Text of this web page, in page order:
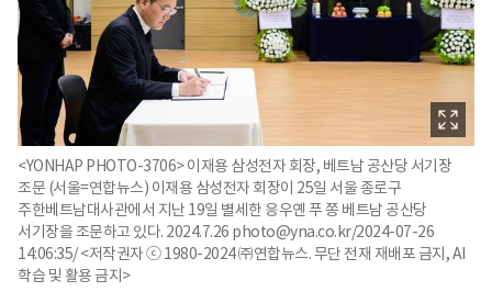
<YONHAP PHOTO-3706> 이재용 삼성전자 회장, 베트남 공산당 서기장
조문 (서울=연합뉴스) 이재용 삼성전자 회장이 25일 서울 종로구
주한베트남대사관에서 지난 19일 별세한 응우옌 푸 쫑 베트남 공산당
서기장을 조문하고 있다. 2024.7.26 photo@yna.co.kr/2024-07-26
14:06:35/ <저작권자 ⓒ 1980-2024 ㈜연합뉴스. 무단 전재 재배포 금지, AI
학습 및 활용 금지>